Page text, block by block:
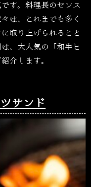
す。料理長のセンス
は、これまでも多く
取り上げられること
、大人気の「和牛ヒ
介します。
サンド